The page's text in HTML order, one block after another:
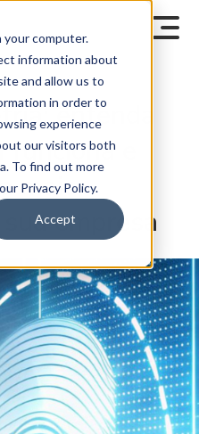
computer.
information about
and allow us to
in order to
experience
our visitors both
To find out more
Privacy Policy.
Accept
entenda
e
mais
sua empresa